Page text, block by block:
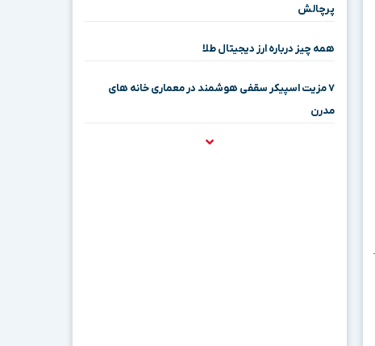
پرچالش
همه چیز درباره ارز دیجیتال طلا
۷ مزیت اسپیکر سقفی هوشمند در معماری خانه‌ های
مدرن